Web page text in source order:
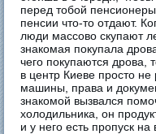
перед тобой
пенсии что-то отдают.
люди массово скупают
знакомая покупала
чего покупаются дрова,
в центр Киеве просто
машины, права и
знакомой вызвался
холодильника, он
и у него есть пропуск на